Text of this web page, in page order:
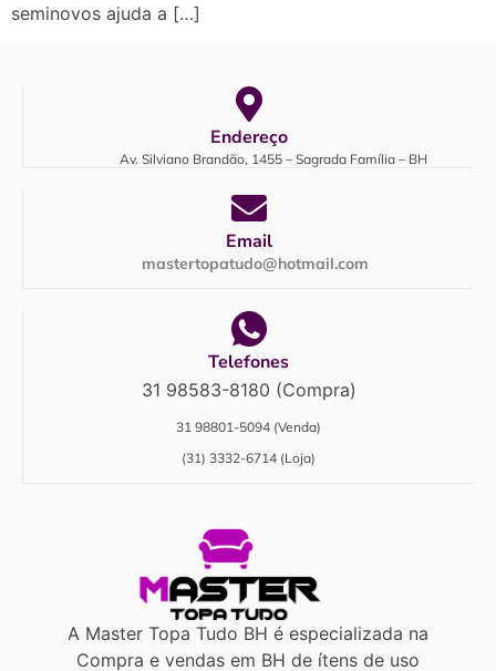
seminovos ajuda a […]
Endereço
Av. Silviano Brandão, 1455 – Sagrada Família – BH
Email
mastertopatudo@hotmail.com
Telefones
31 98583-8180 (Compra)
31 98801-5094 (Venda)
(31) 3332-6714 (Loja)
A Master Topa Tudo BH é especializada na
Compra e vendas em BH de ítens de uso